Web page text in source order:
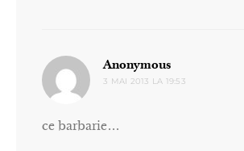
Anonymous
3 MAI 2013 LA 19:53
ce barbarie…